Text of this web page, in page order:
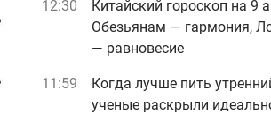
12:30
Китайский гороскоп на 9
Обезьянам — гармония,
— равновесие
11:59
Когда лучше пить
ученые раскрыли